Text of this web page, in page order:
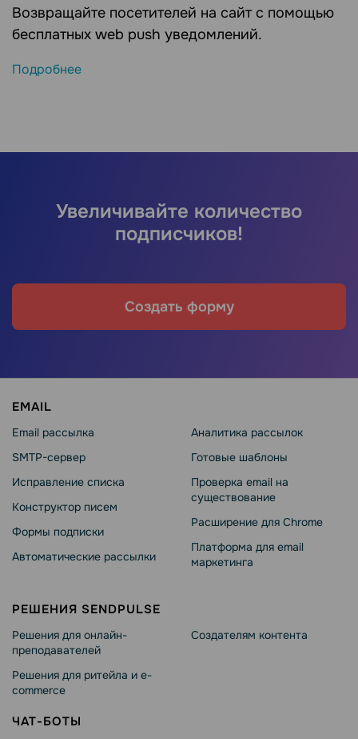
Возвращайте посетителей на сайт с помощью
бесплатных web push уведомлений.
Подробнее
Увеличивайте количество
подписчиков!
Создать форму
EMAIL
Email рассылка
SMTP-сервер
Исправление списка
Конструктор писем
Формы подписки
Автоматические рассылки
Аналитика рассылок
Готовые шаблоны
Проверка email на
существование
Расширение для Chrome
Платформа для email
маркетинга
РЕШЕНИЯ SENDPULSE
Решения для онлайн-
преподавателей
Решения для ритейла и e-
commerce
Создателям контента
ЧАТ-БОТЫ